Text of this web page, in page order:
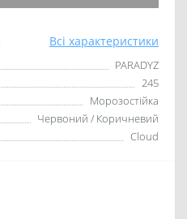
Всі характеристики
PARADYZ
245
Морозостійка
Червоний / Коричневий
Cloud